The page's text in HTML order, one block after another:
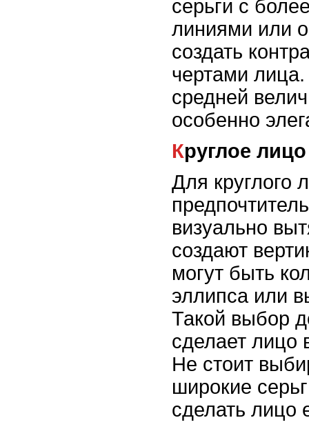
серьги с
линиями или
создать
чертами лица.
средней
особенно
Круглое лицо
Для круглого
визуально
создают
могут быть
эллипса или
Такой выбор
сделает лицо
Не стоит
широкие
сделать лицо